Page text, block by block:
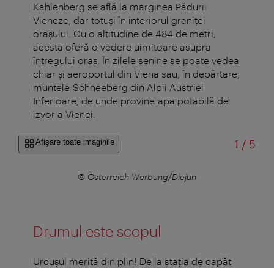
Kahlenberg se află la marginea Pădurii
Vieneze, dar totuși în interiorul graniței
orașului. Cu o altitudine de 484 de metri,
acesta oferă o vedere uimitoare asupra
întregului oraș. În zilele senine se poate vedea
chiar și aeroportul din Viena sau, în depărtare,
muntele Schneeberg din Alpii Austriei
Inferioare, de unde provine apa potabilă de
izvor a Vienei.
Afişare toate imaginile 1 /din
5
© Österreich Werbung/Diejun
Drumul este scopul
Urcușul merită din plin! De la stația de capăt